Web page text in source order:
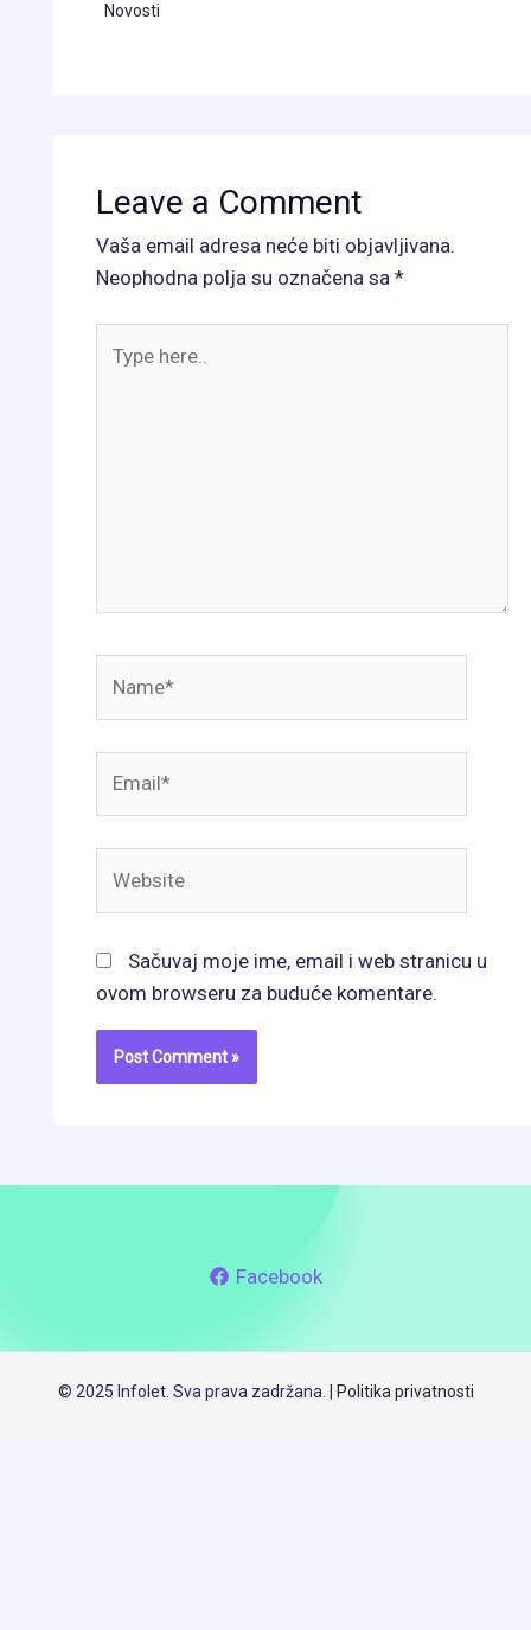
Novosti
Leave a Comment
Vaša email adresa neće biti objavljivana.
Neophodna polja su označena sa*
here..
Sačuvaj moje ime, email i web stranicu u
ovom browseru za buduće komentare.
Facebook
© 2025 Infolet. Sva prava zadržana. | Politika privatnosti